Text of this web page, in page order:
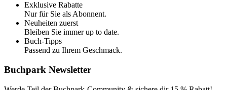
Exklusive Rabatte
Nur für Sie als Abonnent.
Neuheiten zuerst
Bleiben Sie immer up to date.
Buch-Tipps
Passend zu Ihrem Geschmack.
Buchpark Newsletter